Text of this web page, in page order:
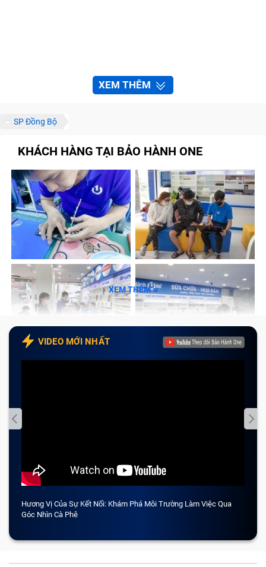
XEM THÊM
SP Đồng Bộ
KHÁCH HÀNG TẠI BẢO HÀNH ONE
XEM THÊM
VIDEO MỚI NHẤT
Hương Vị Của Sự Kết Nối: Khám Phá Môi Trường Làm Việc Qua
Góc Nhìn Cà Phê